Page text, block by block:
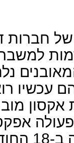
של חברות
עכשיו
אקסון
האקלים,